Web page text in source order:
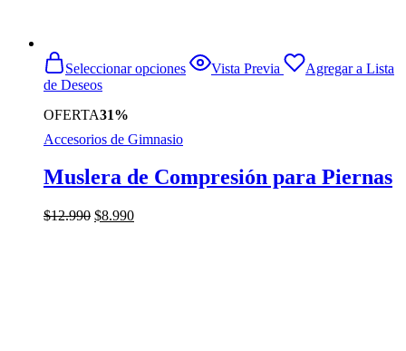
OFERTA31%
Seleccionar opciones
Este
producto
se
pueden
Vista Previa
Agregar a Lista
de Deseos
Accesorios de Gimnasio
Muslera de Compresión para Piernas
$12.990 El
$8.990El